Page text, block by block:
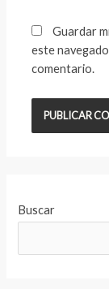
Guardar
este
comentario.
Buscar